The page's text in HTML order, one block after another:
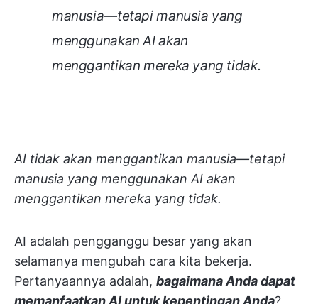
manusia—tetapi manusia yang
menggunakan AI akan
menggantikan mereka yang tidak.
AI tidak akan menggantikan manusia—tetapi
manusia yang menggunakan AI akan
menggantikan mereka yang tidak.
AI adalah pengganggu besar yang akan
selamanya mengubah cara kita bekerja.
Pertanyaannya adalah, bagaimana Anda dapat
memanfaatkan AI untuk kepentingan Anda?